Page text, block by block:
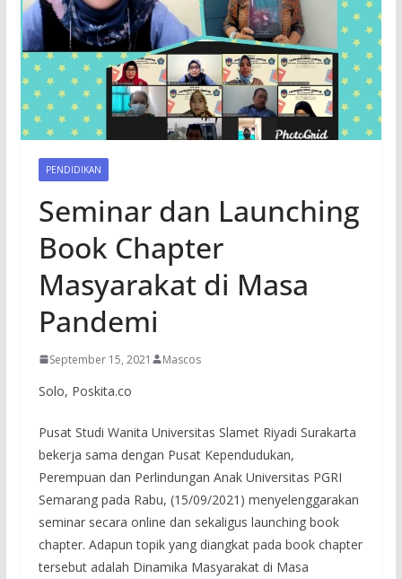
PENDIDIKAN
Seminar dan Launching
Book Chapter
Masyarakat di Masa
Pandemi
September 15, 2021 Mascos
Solo, Poskita.co
Pusat Studi Wanita Universitas Slamet Riyadi Surakarta
bekerja sama dengan Pusat Kependudukan,
Perempuan dan Perlindungan Anak Universitas PGRI
Semarang pada Rabu, (15/09/2021) menyelenggarakan
seminar secara online dan sekaligus launching book
chapter. Adapun topik yang diangkat pada book chapter
tersebut adalah Dinamika Masyarakat di Masa